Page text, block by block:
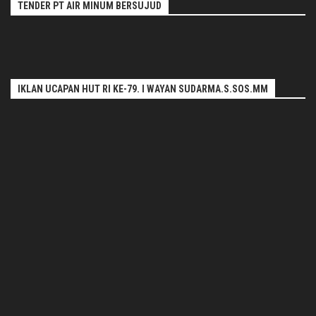
TENDER PT AIR MINUM BERSUJUD
IKLAN UCAPAN HUT RI KE-79. I WAYAN SUDARMA.S.SOS.MM